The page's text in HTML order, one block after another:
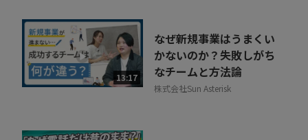
13:17
なぜ新規事業はうまくい
かないのか？失敗しがち
なチームと方法論
株式会社Sun Asterisk